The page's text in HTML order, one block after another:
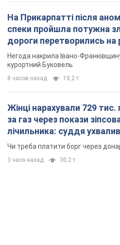
На Прикарпатті після
спеки пройшла потужна
дороги перетворились на
Відео
Негода накрила Івано-
курортний Буковель
8 часов назад 18,2 т.
Жінці нарахували 729 тис.
за газ через покази
лічильника: суддя ухвалив
неочікуване рішення
Чи треба платити борг через
3 часа назад 30,2 т.